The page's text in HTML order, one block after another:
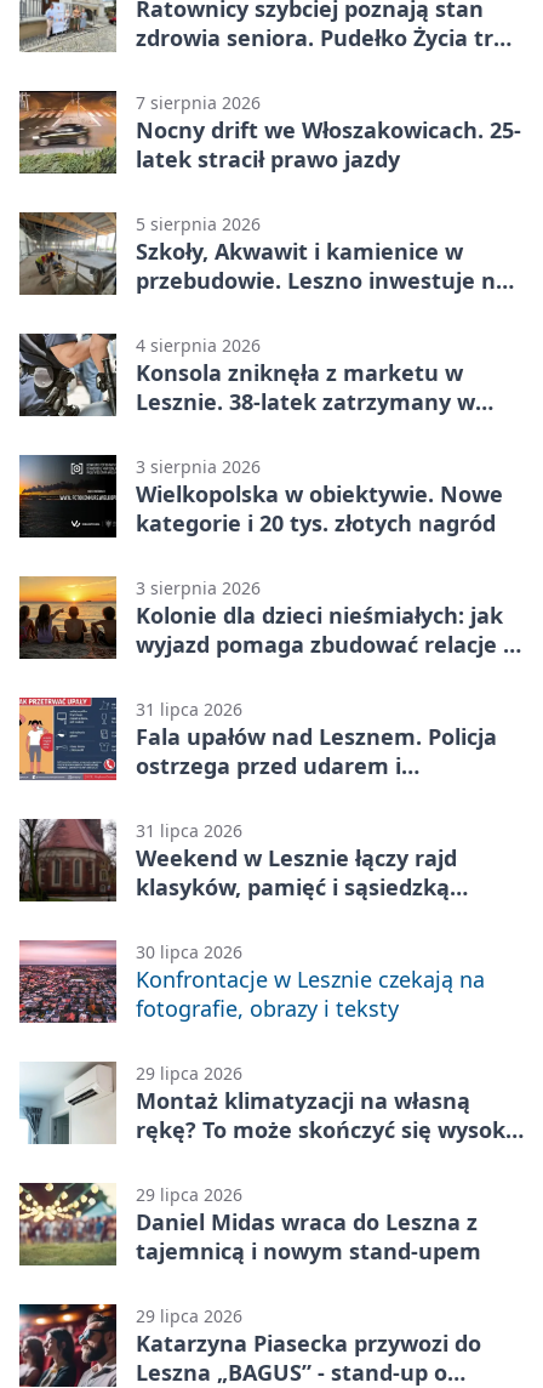
Ratownicy szybciej poznają stan
zdrowia seniora. Pudełko Życia trafi
7 sierpnia 2026
Nocny drift we Włoszakowicach. 25-
latek stracił prawo jazdy
5 sierpnia 2026
Szkoły, Akwawit i kamienice w
przebudowie. Leszno inwestuje na
4 sierpnia 2026
Konsola zniknęła z marketu w
Lesznie. 38-latek zatrzymany w
3 sierpnia 2026
Wielkopolska w obiektywie. Nowe
kategorie i 20 tys. złotych nagród
3 sierpnia 2026
Kolonie dla dzieci nieśmiałych: jak
wyjazd pomaga zbudować relacje z
31 lipca 2026
Fala upałów nad Lesznem. Policja
ostrzega przed udarem i
31 lipca 2026
Weekend w Lesznie łączy rajd
klasyków, pamięć i sąsiedzką
30 lipca 2026
Konfrontacje w Lesznie czekają na
fotografie, obrazy i teksty
29 lipca 2026
Montaż klimatyzacji na własną
rękę? To może skończyć się wysoką
29 lipca 2026
Daniel Midas wraca do Leszna z
tajemnicą i nowym stand-upem
29 lipca 2026
Katarzyna Piasecka przywozi do
Leszna „BAGUS” - stand-up o